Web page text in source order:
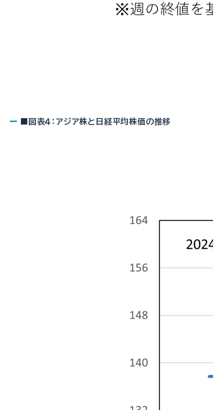
■図表４：アジア株と日経平均株価の推移